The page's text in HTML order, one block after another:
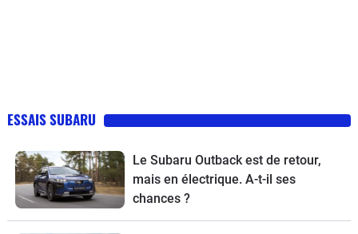
ESSAIS SUBARU
Le Subaru Outback est de retour,
mais en électrique. A-t-il ses
chances ?